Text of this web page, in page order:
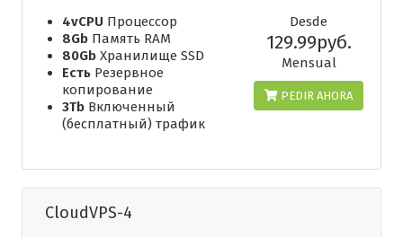
4vCPU Процессор
8Gb Память RAM
80Gb Хранилище SSD
Есть Резервное
копирование
3Tb Включенный
(бесплатный) трафик
Desde
129.99руб.
Mensual
PEDIR AHORA
CloudVPS-4